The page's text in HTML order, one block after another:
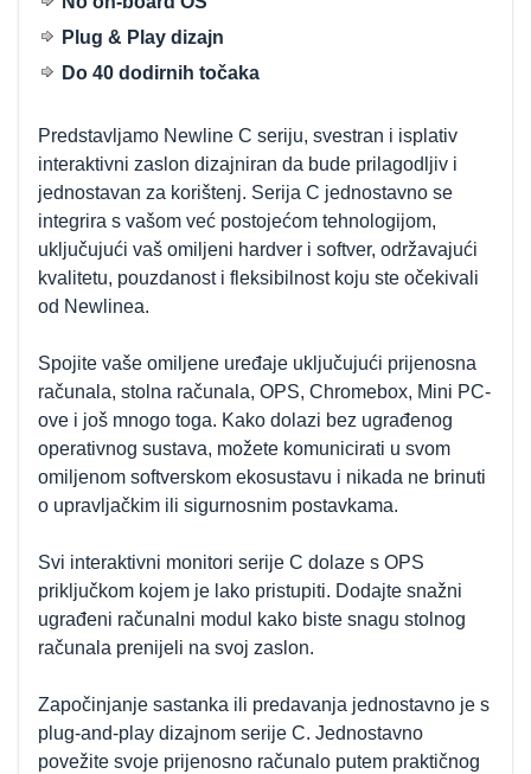
Plug & Play dizajn
Do 40 dodirnih točaka
Predstavljamo Newline C seriju, svestran i isplativ
interaktivni zaslon dizajniran da bude prilagodljiv i
jednostavan za korištenj. Serija C jednostavno se
integrira s vašom već postojećom tehnologijom,
uključujući vaš omiljeni hardver i softver, održavajući
kvalitetu, pouzdanost i fleksibilnost koju ste očekivali
od Newlinea.
Spojite vaše omiljene uređaje uključujući prijenosna
računala, stolna računala, OPS, Chromebox, Mini PC-
ove i još mnogo toga. Kako dolazi bez ugrađenog
operativnog sustava, možete komunicirati u svom
omiljenom softverskom ekosustavu i nikada ne brinuti
o upravljačkim ili sigurnosnim postavkama.
Svi interaktivni monitori serije C dolaze s OPS
priključkom kojem je lako pristupiti. Dodajte snažni
ugrađeni računalni modul kako biste snagu stolnog
računala prenijeli na svoj zaslon.
Započinjanje sastanka ili predavanja jednostavno je s
plug-and-play dizajnom serije C. Jednostavno
povežite svoje prijenosno računalo putem praktičnog